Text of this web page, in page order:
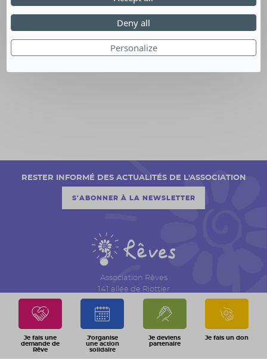
Je fais une
demande de
Rêve
J'organise
une action
solidaire
Je deviens
partenaire
Je fais un don
Association Rêves
141 allée de Riottier
CS 7007 – Limas
69651 Villefranche sur Saône Cedex
04 74 06 30 00
RESTER INFORMÉ DES ACTUALITÉS DE L'ASSOCIATION
S'ABONNER À LA NEWSLETTER
Personalize
Deny all